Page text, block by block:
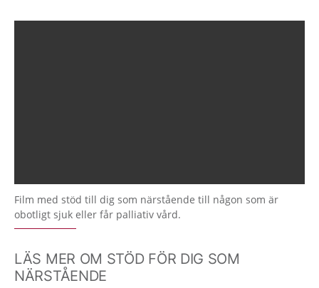
Film med stöd till dig som närstående till någon som är
obotligt sjuk eller får palliativ vård.
LÄS MER OM STÖD FÖR DIG SOM
NÄRSTÅENDE